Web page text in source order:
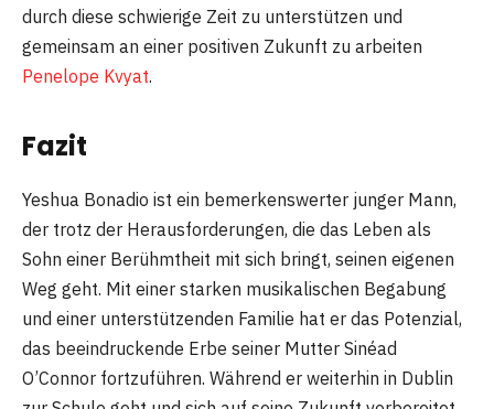
durch diese schwierige Zeit zu unterstützen und
gemeinsam an einer positiven Zukunft zu arbeiten
Penelope Kvyat.
Fazit
Yeshua Bonadio ist ein bemerkenswerter junger Mann,
der trotz der Herausforderungen, die das Leben als
Sohn einer Berühmtheit mit sich bringt, seinen eigenen
Weg geht. Mit einer starken musikalischen Begabung
und einer unterstützenden Familie hat er das Potenzial,
das beeindruckende Erbe seiner Mutter Sinéad
O’Connor fortzuführen. Während er weiterhin in Dublin